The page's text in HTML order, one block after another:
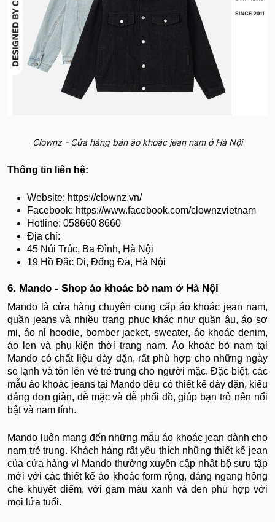
Clownz - Cửa hàng bán áo khoác jean nam ở Hà Nội
Thông tin liên hệ:
Website: https://clownz.vn/
Facebook: https://www.facebook.com/clownzvietnam
Hotline: 058660 8660
Địa chỉ:
45 Núi Trúc, Ba Đình, Hà Nội
19 Hồ Đắc Di, Đống Đa, Hà Nội
6. Mando - Shop áo khoác bò nam ở Hà Nội
Mando là cửa hàng chuyên cung cấp áo khoác jean nam,
quần jeans và nhiều trang phục khác như quần âu, áo sơ
mi, áo nỉ hoodie, bomber jacket, sweater, áo khoác denim,
áo len và phụ kiện thời trang nam. Áo khoác bò nam tại
Mando có chất liệu dày dặn, rất phù hợp cho những ngày
se lạnh và tôn lên vẻ trẻ trung cho người mặc. Đặc biệt, các
mẫu áo khoác jeans tại Mando đều có thiết kế dày dặn, kiểu
dáng đơn giản, dễ mặc và dễ phối đồ, giúp bạn trở nên nổi
bật và nam tính.
Mando luôn mang đến những mẫu áo khoác jean dành cho
nam trẻ trung. Khách hàng rất yêu thích những thiết kế jean
của cửa hàng vì Mando thường xuyên cập nhật bộ sưu tập
mới với các thiết kế áo khoác form rộng, dáng ngang hông
che khuyết điểm, với gam màu xanh và đen phù hợp với
mọi lứa tuổi.